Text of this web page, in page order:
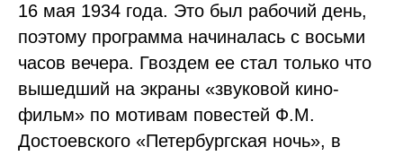
16 мая 1934 года. Это был рабочий день,
поэтому программа начиналась с восьми
часов вечера. Гвоздем ее стал только что
вышедший на экраны «звуковой кино-
фильм» по мотивам повестей Ф.М.
Достоевского «Петербургская ночь», в